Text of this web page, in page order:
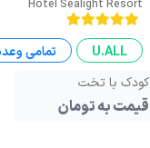
Hotel Sealight Resort
U.ALL
تمامی
کودک با تخت
قیمت به تومان